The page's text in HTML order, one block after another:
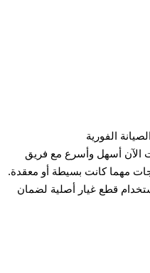
الفورية
أسهل وأسرع مع فريق
كانت بسيطة أو معقدة.
قطع غيار أصلية لضمان